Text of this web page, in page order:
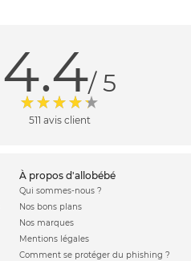
4.4/ 5
511 avis client
à propos d'allobébé
Qui sommes-nous ?
Nos bons plans
Nos marques
Mentions légales
Comment se protéger du phishing ?